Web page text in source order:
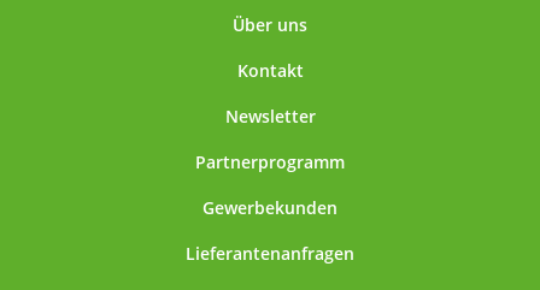
Über uns
Kontakt
Newsletter
Partnerprogramm
Gewerbekunden
Lieferantenanfragen